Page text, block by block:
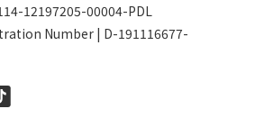
12197205-00004-PDL
Number | D-191116677-